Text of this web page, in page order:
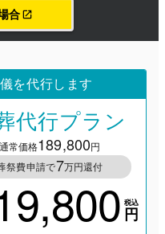
合
を代行します
代行プラン
通常価格189,800 円
祭費申請で7万円還付
税込
円